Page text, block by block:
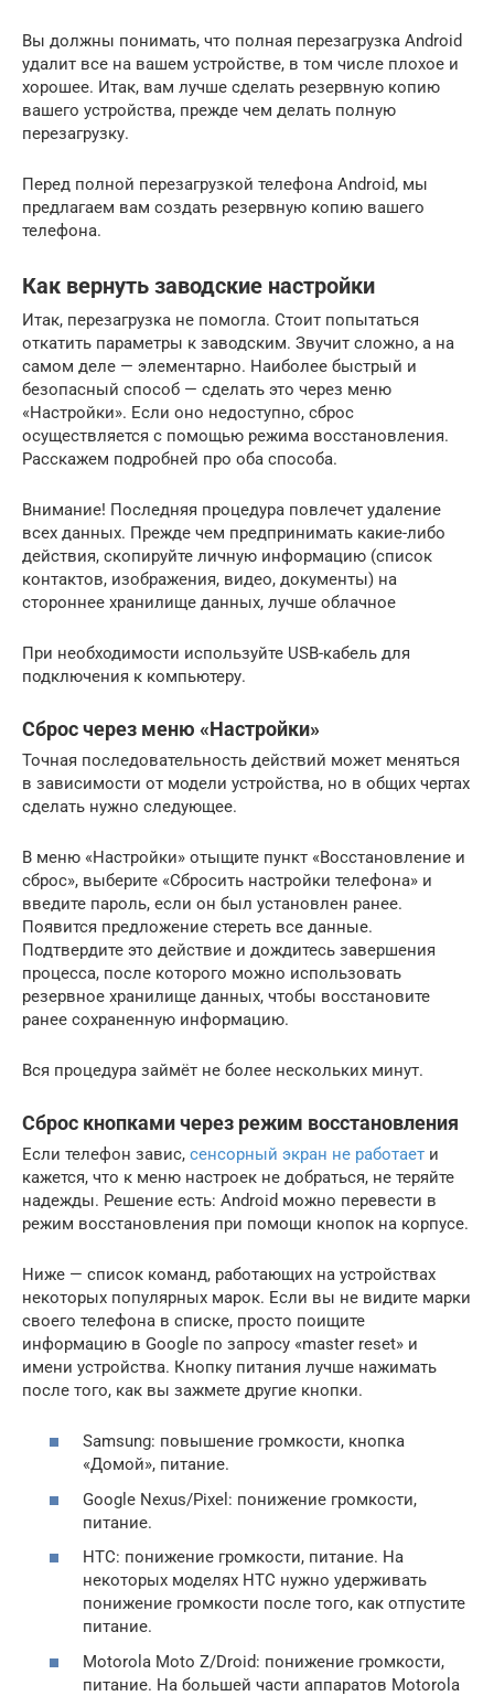
Вы должны понимать, что полная перезагрузка Android
удалит все на вашем устройстве, в том числе плохое и
хорошее. Итак, вам лучше сделать резервную копию
вашего устройства, прежде чем делать полную
перезагрузку.
Перед полной перезагрузкой телефона Android, мы
предлагаем вам создать резервную копию вашего
телефона.
Как вернуть заводские настройки
Итак, перезагрузка не помогла. Стоит попытаться
откатить параметры к заводским. Звучит сложно, а на
самом деле — элементарно. Наиболее быстрый и
безопасный способ — сделать это через меню
«Настройки». Если оно недоступно, сброс
осуществляется с помощью режима восстановления.
Расскажем подробней про оба способа.
Внимание! Последняя процедура повлечет удаление
всех данных. Прежде чем предпринимать какие-либо
действия, скопируйте личную информацию (список
контактов, изображения, видео, документы) на
стороннее хранилище данных, лучше облачное
При необходимости используйте USB-кабель для
подключения к компьютеру.
Сброс через меню «Настройки»
Точная последовательность действий может меняться
в зависимости от модели устройства, но в общих чертах
сделать нужно следующее.
В меню «Настройки» отыщите пункт «Восстановление и
сброс», выберите «Сбросить настройки телефона» и
введите пароль, если он был установлен ранее.
Появится предложение стереть все данные.
Подтвердите это действие и дождитесь завершения
процесса, после которого можно использовать
резервное хранилище данных, чтобы восстановите
ранее сохраненную информацию.
Вся процедура займёт не более нескольких минут.
Сброс кнопками через режим восстановления
Если телефон завис, сенсорный экран не работает и
кажется, что к меню настроек не добраться, не теряйте
надежды. Решение есть: Android можно перевести в
режим восстановления при помощи кнопок на корпусе.
Ниже — список команд, работающих на устройствах
некоторых популярных марок. Если вы не видите марки
своего телефона в списке, просто поищите
информацию в Google по запросу «master reset» и
имени устройства. Кнопку питания лучше нажимать
после того, как вы зажмете другие кнопки.
Samsung: повышение громкости, кнопка
«Домой», питание.
Google Nexus/Pixel: понижение громкости,
питание.
HTC: понижение громкости, питание. На
некоторых моделях HTC нужно удерживать
понижение громкости после того, как отпустите
питание.
Motorola Moto Z/Droid: понижение громкости,
питание. На большей части аппаратов Motorola